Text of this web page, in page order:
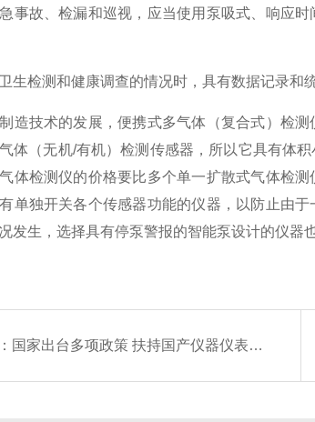
事故、检漏和巡视，应当使用泵吸式、响应
生检测和健康调查的情况时，具有数据记录和
造技术的发展，便携式多气体（复合式）检
体（无机/有机）检测传感器，所以它具有体
体检测仪的价格要比多个单一扩散式气体检
单独开关各个传感器功能的仪器，以防止由
发生，选择具有停泵警报的智能泵设计的仪器
国家出台多项政策 扶持国产仪器仪表快速发展